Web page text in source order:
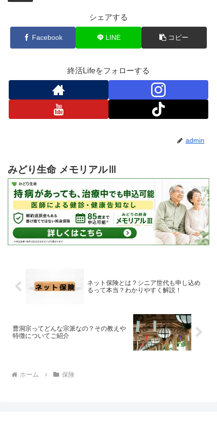
シェアする
Facebook LINE コピー
終活Lifeをフォローする
admin
みどり生命 メモリアルⅢ
ネット保険とは？シニア世代も申し込め
るって本当？わかりやすく解説！
曹洞宗ってどんな宗派なの？その教えや
特徴についてご紹介
ホーム 保険